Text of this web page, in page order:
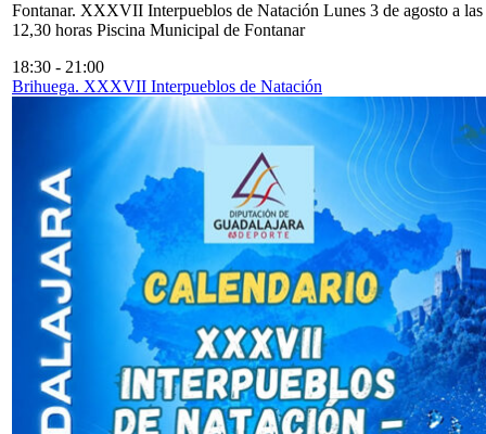
Fontanar. XXXVII Interpueblos de Natación Lunes 3 de agosto a las
12,30 horas Piscina Municipal de Fontanar
18:30 - 21:00
Brihuega. XXXVII Interpueblos de Natación